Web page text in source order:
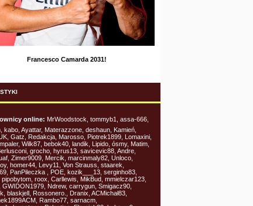
Francesco Camarda 2031!
online: MrWoodstock, tommyb1, assa-666,
kabo, Ayattar, Materazzone, deshaun, Kamień,
Gatz, Redakcja, Marosso, Piotrek1899, Lomaxini,
Wilk87, bebok40, landik, Lipido, ósmy, Matim,
grocho, hyrus13, savicevic88, Andre,
Zimer9009, Mercik, marcinmaly82, Unloco,
homer44, Levy11, Von Strauss, staarek,
PanPileczka , POE, kozik___13, serginho83,
pipobytom, roox, Carllewis, MikBud, mmielczar123,
GWIDON1979, Ndrew, carrygun, Smigacz90,
blaskjell, Rossonero., Dranix, ACMichał83,
Rambo77, sarnacm,